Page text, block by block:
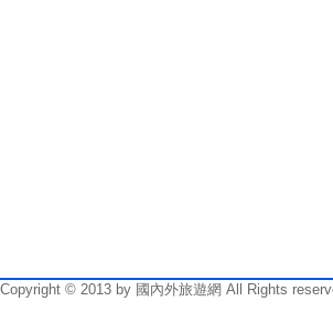
Copyright © 2013 by 國內外旅遊網 All Rights